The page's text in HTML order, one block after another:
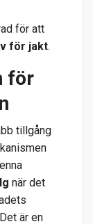
för att
för jakt.
för
tillgång
när det
är en